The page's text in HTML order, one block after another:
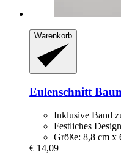
Warenkorb
Eulenschnitt
Inklusive Band
Festliches Design
Größe: 8,8 cm x
€ 14,09